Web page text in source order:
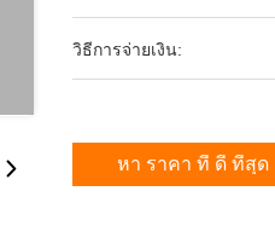
วิธีการจ่ายเงิน:
หา ราคา ที่ ดี ที่สุด